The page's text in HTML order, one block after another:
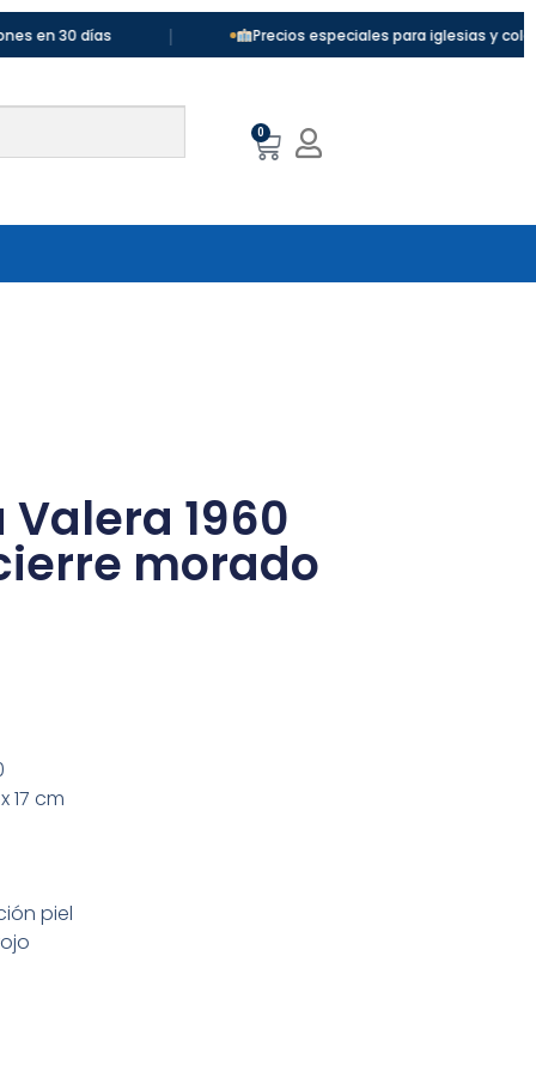
días | Precios especiales para iglesias y colegios
0
1960
morado
17 cm
piel